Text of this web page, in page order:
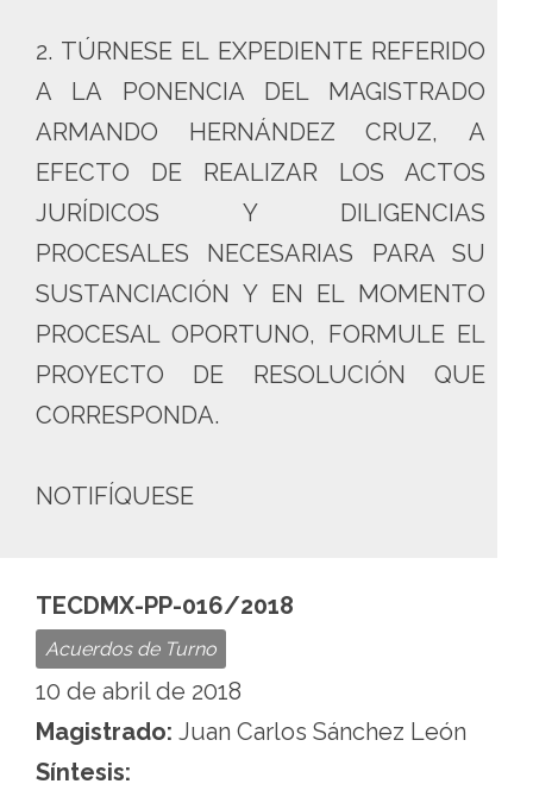
2. TÚRNESE EL EXPEDIENTE REFERIDO
A LA PONENCIA DEL MAGISTRADO
ARMANDO HERNÁNDEZ CRUZ, A
EFECTO DE REALIZAR LOS ACTOS
JURÍDICOS Y DILIGENCIAS
PROCESALES NECESARIAS PARA SU
SUSTANCIACIÓN Y EN EL MOMENTO
PROCESAL OPORTUNO, FORMULE EL
PROYECTO DE RESOLUCIÓN QUE
CORRESPONDA.
NOTIFÍQUESE
TECDMX-PP-016/2018
Acuerdos de Turno
10 de abril de 2018
Magistrado: Juan Carlos Sánchez León
Síntesis: